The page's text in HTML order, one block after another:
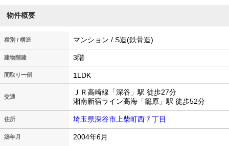
物件概要
種別 / 構造 マンション / S造(鉄骨造)
建物階建 3階
間取り一例 1LDK
交通
ＪＲ高崎線「深谷」駅 徒歩27分
湘南新宿ライン高海「籠原」駅 徒歩52分
住所 埼玉県深谷市上柴町西７丁目
築年月 2004年6月